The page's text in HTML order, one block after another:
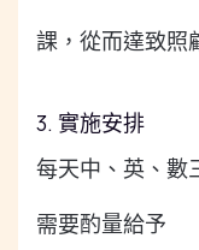
課，從而達致照
3. 實施安排
每天中、英、數
需要酌量給予